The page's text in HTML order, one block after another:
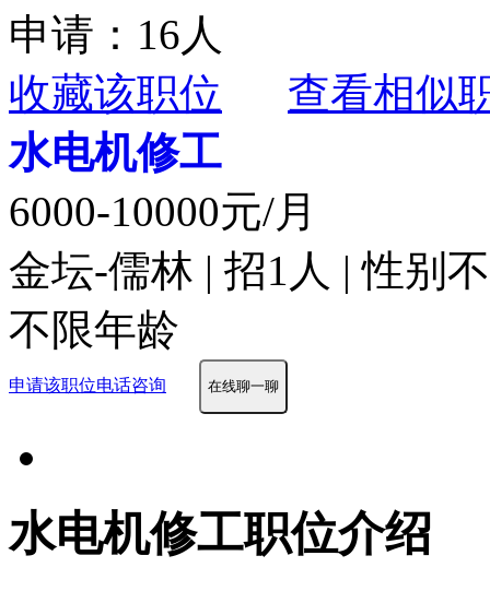
申请：16人
收藏该职位
查看相似
水电机修工
6000-10000元/月
金坛-儒林 | 招1人 | 性别
不限年龄
申请该职位电话咨询 在线聊一聊
水电机修工职位介绍